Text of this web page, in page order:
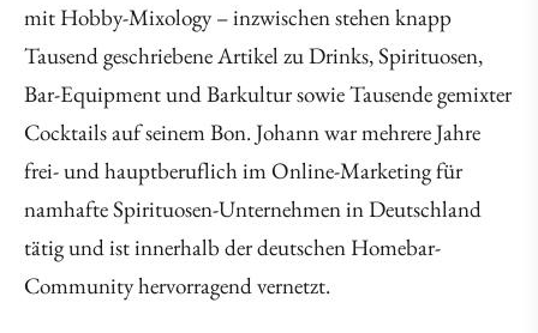
mit Hobby-Mixology – inzwischen stehen knapp
Tausend geschriebene Artikel zu Drinks, Spirituosen,
Bar-Equipment und Barkultur sowie Tausende gemixter
Cocktails auf seinem Bon. Johann war mehrere Jahre
frei- und hauptberuflich im Online-Marketing für
namhafte Spirituosen-Unternehmen in Deutschland
tätig und ist innerhalb der deutschen Homebar-
Community hervorragend vernetzt.